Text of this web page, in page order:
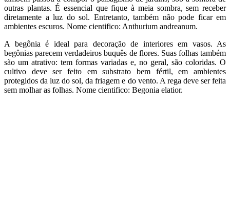
outras plantas. É essencial que fique à meia sombra, sem receber
diretamente a luz do sol. Entretanto, também não pode ficar em
ambientes escuros. Nome cientifico: Anthurium andreanum.
A begônia é ideal para decoração de interiores em vasos. As
begônias parecem verdadeiros buquês de flores. Suas folhas também
são um atrativo: tem formas variadas e, no geral, são coloridas. O
cultivo deve ser feito em substrato bem fértil, em ambientes
protegidos da luz do sol, da friagem e do vento. A rega deve ser feita
sem molhar as folhas. Nome cientifico: Begonia elatior.